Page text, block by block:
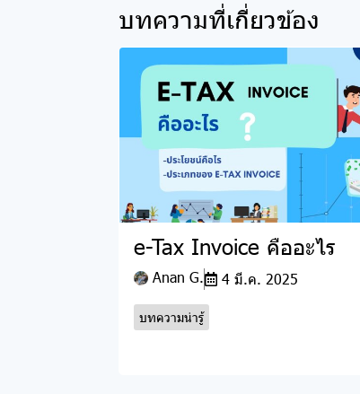
บทความที่เกี่ยวข้อง
e-Tax Invoice คืออะไร
Anan G. 4 มี.ค. 2025
บทความน่ารู้